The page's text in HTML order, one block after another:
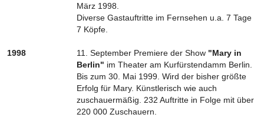
März 1998.
Diverse Gastauftritte im Fernsehen u.a. 7 Tage
7 Köpfe.
1998 11. September Premiere der Show "Mary in
Berlin" im Theater am Kurfürstendamm Berlin.
Bis zum 30. Mai 1999. Wird der bisher größte
Erfolg für Mary. Künstlerisch wie auch
zuschauermäßig. 232 Auftritte in Folge mit über
220 000 Zuschauern.